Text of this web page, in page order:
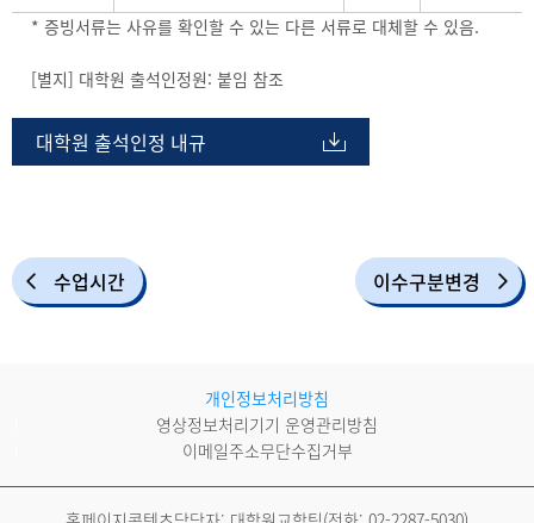
* 증빙서류는 사유를 확인할 수 있는 다른 서류로 대체할 수 있음.
[별지] 대학원 출석인정원: 붙임 참조
대학원 출석인정 내규
수업시간 이수구분변경
개인정보처리방침
영상정보처리기기 운영관리방침
이메일주소무단수집거부